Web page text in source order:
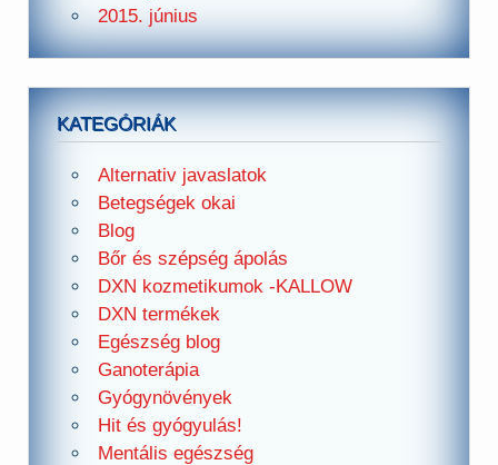
2015. június
KATEGÓRIÁK
Alternativ javaslatok
Betegségek okai
Blog
Bőr és szépség ápolás
DXN kozmetikumok -KALLOW
DXN termékek
Egészség blog
Ganoterápia
Gyógynövények
Hit és gyógyulás!
Mentális egészség